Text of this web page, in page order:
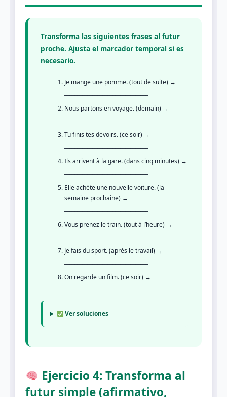
Transforma las siguientes frases al futur
proche. Ajusta el marcador temporal si es
necesario.
Je mange une pomme. (tout de suite) →
Nous partons en voyage. (demain) →
Tu finis tes devoirs. (ce soir) →
Ils arrivent à la gare. (dans cinq minutes) →
Elle achète une nouvelle voiture. (la
semaine prochaine) →
Vous prenez le train. (tout à l’heure) →
Je fais du sport. (après le travail) →
On regarde un film. (ce soir) →
Ver soluciones
Ejercicio 4: Transforma al
futur simple (afirmativo,